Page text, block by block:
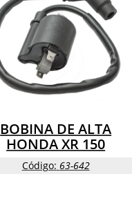
BOBINA DE ALTA
HONDA XR 150
Código: 63-642